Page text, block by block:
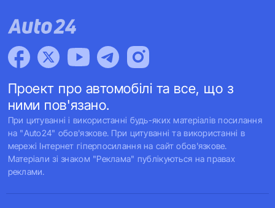
Проект про автомобілі та все, що з
ними пов'язано.
При цитуванні і використанні будь-яких матеріалів посилання
на "Auto24" обов'язкове. При цитуванні та використанні в
мережі Інтернет гіперпосилання на сайт обов'язкове.
Матеріали зі знаком "Реклама" публікуються на правах
реклами.